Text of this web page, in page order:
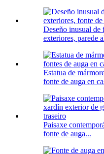
Deseño inusual de
exteriores, parede
Estatua de
fonte de auga en
Paisaxe
fonte de auga...